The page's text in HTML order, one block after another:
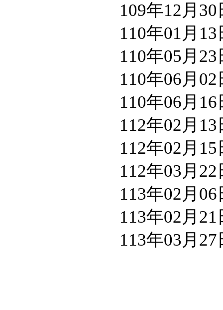
109年12月
110年01月
110年05月
110年06月
110年06月
112年02月
112年02月
112年03月
113年02月
113年02月
113年03月